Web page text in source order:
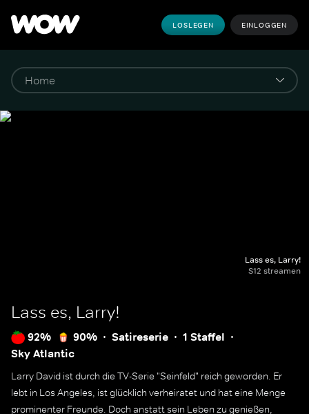
LOSLEGEN EINLOGGEN
Lass es, Larry!
S12 streamen
Lass es, Larry!
92% 90% Satireserie
1 Staffel
Sky Atlantic
Larry David ist durch die TV-Serie "Seinfeld" reich geworden. Er
lebt in Los Angeles, ist glücklich verheiratet und hat eine Menge
prominenter Freunde. Doch anstatt sein Leben zu genießen,